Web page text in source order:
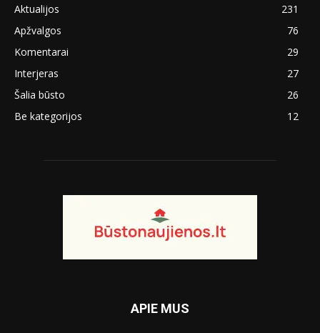
Aktualijos
231
Apžvalgos
76
Komentarai
29
Interjeras
27
Šalia būsto
26
Be kategorijos
12
APIE MUS